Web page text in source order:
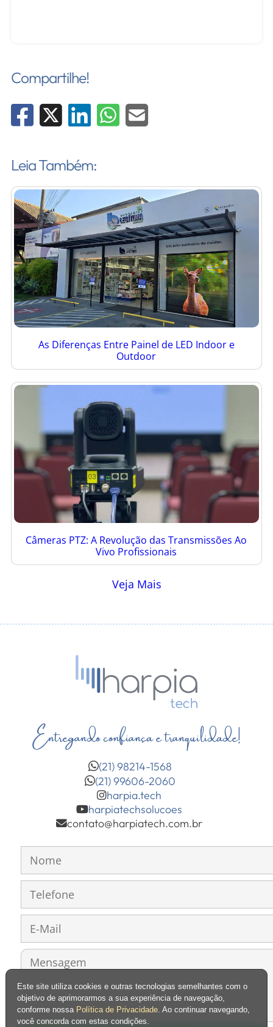
Compartilhe!
Leia Também:
As Diferenças Entre Painel de LED Indoor e
Outdoor
Câmeras PTZ: A Revolução das Transmissões Ao
Vivo Profissionais
Veja Mais
Entregando confiança e tranquilidade!
(21) 98214-1568
(21) 99606-2060
harpia.tech
harpiatechsolucoes
contato@harpiatech.com.br
Este site utiliza cookies e outras tecnologias semelhantes com o
objetivo de aprimorarmos a sua experiência de navegação,
conforme nossa Política de Privacidade. Ao continuar navegando,
você concorda com estas condições.